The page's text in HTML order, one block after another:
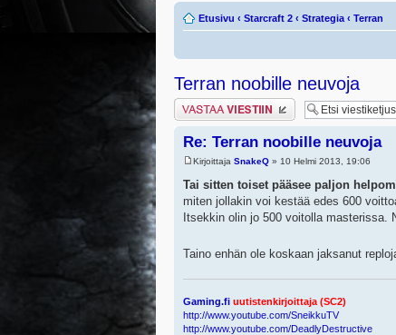
Etusivu ‹ Starcraft 2 ‹ Strategia ‹ Terran
Terran noobille neuvoja
Lähetä vastaus
Re: Terran noobille neuvoja
Kirjoittaja SnakeQ » 10 Helmi 2013, 19:06
Tai sitten toiset pääsee paljon
miten jollakin voi kestää edes 600
Itsekkin olin jo 500 voitolla masterissa.
Taino enhän ole koskaan jaksanut
Gaming.fi uutistenkirjoittaja (SC2)
http://www.youtube.com/SneikkuTV
http://www.youtube.com/DeadlyDestructive